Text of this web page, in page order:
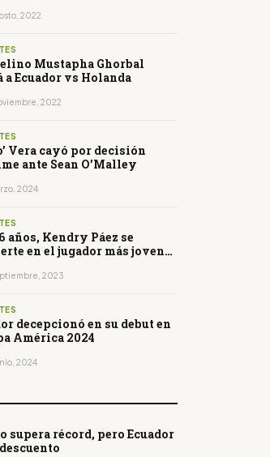
2022
Mustapha Ghorbal
a Ecuador vs Holanda
2022
Vera cayó por decisión
ante Sean O’Malley
2024
años, Kendry Páez se
en el jugador más joven
2023
decepcionó en su debut en
América 2024
2024
supera récord, pero Ecuador